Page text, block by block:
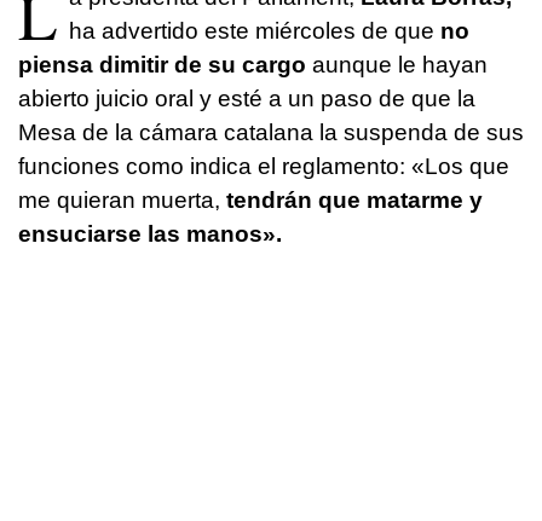
ha advertido este miércoles de que no
piensa dimitir de su cargo aunque le hayan
abierto juicio oral y esté a un paso de que la
Mesa de la cámara catalana la suspenda de sus
funciones como indica el reglamento: «Los que
me quieran muerta, tendrán que matarme y
ensuciarse las manos».